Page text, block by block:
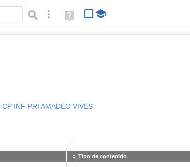
Búsqueda avanzada
Ayuda
(en
CP INF-PRI AMADEO VIVES
Tipo de contenido